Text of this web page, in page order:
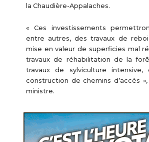
la Chaudière-Appalaches.
« Ces investissements
entre autres, des travaux de
mise en valeur de superficies mal
travaux de réhabilitation de la
travaux de sylviculture intensive,
construction de chemins d’accès
ministre.